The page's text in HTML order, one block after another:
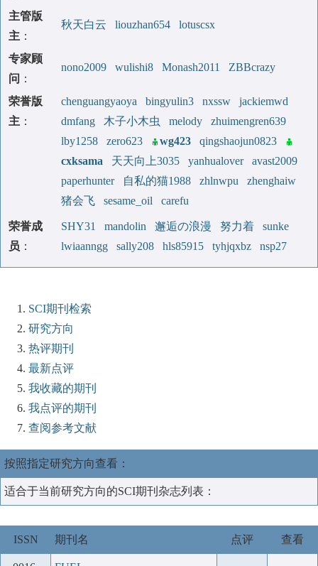
主管版
主 ：
秋天白云 liouzhan654 lotuscsx
专家顾
问 ：
nono2009 wulishi8 Monash2011 ZBBcrazy
荣誉版
主 ：
chenguangyaoya bingyulin3 nxssw
jackiemwd
dmfang
木子小木虫 melody
zhuimengren639
lby1258
zero623 wg423
qingshaojun0823
cxksama
天天向上3035 yanhualover
avast2009
paperhunter
自私的猫1988 zhlnwpu
zhenghaiw
猪会飞
sesame_oil carefu
荣誉成
员 ：
SHY31 mandolin 邂逅の浪漫 努力着
sunke
lwiaanngg
sally208 hls85915 tyhjqxbz nsp27
SCI期刊检索
研究方向
热评期刊
最新点评
我收藏的期刊
我点评的期刊
查阅参考文献
按照指定研究方向查看：
适合于当前研究方向的SCI期刊杂志列表：
ISSN 期刊名 点评 查看